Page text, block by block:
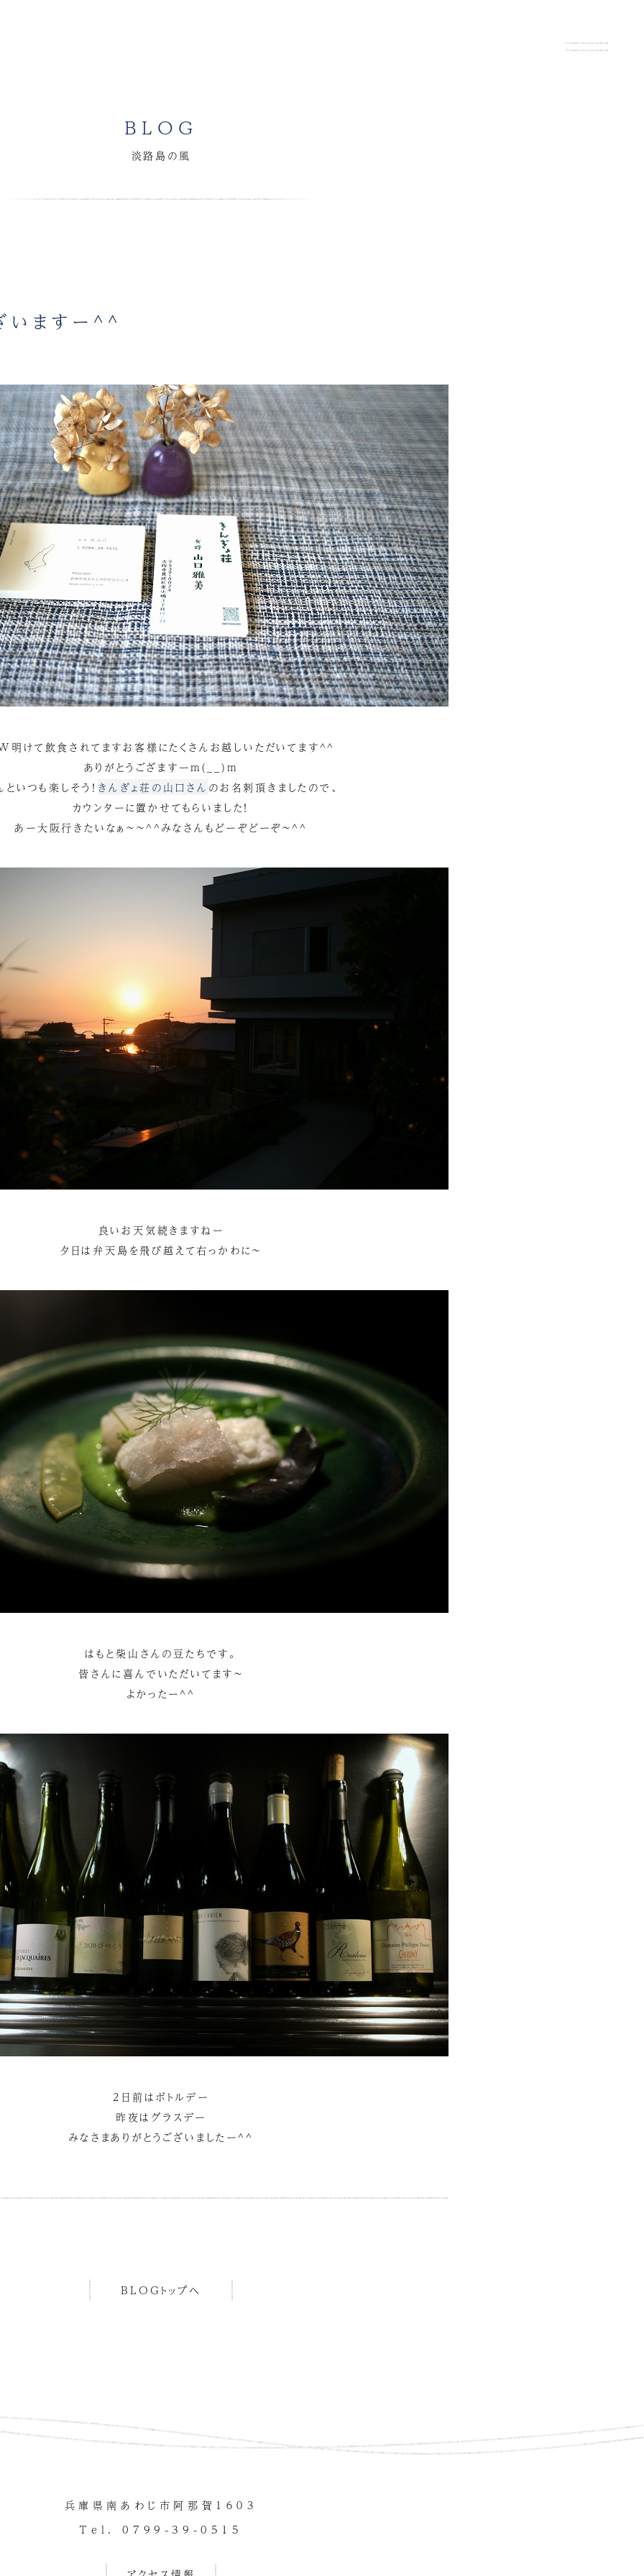
BLOG
淡路島の風
いますー^^
明けて飲食されてますお客様にたくさんお越しいただいてます^^
ありがとうござますーm(__)m
といつも楽しそう！ きんぎょ荘の山口さん のお名刺頂きましたので、
カウンターに置かせてもらいました！
あー大阪行きたいなぁ～～^^みなさんもどーぞどーぞ～^^
良いお天気続きますねー
夕日は弁天島を飛び越えて右っかわに～
はもと柴山さんの豆たちです。
皆さんに喜んでいただいてます～
よかったー^^
２日前はボトルデー
昨夜はグラスデー
みなさまありがとうございましたー^^
BLOGトップへ
兵庫県南あわじ市阿那賀１６０３
Tel. 0799-39-0515